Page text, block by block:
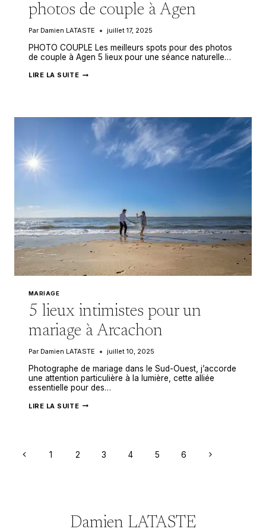
photos de couple à Agen
Par Damien LATASTE juillet 17, 2025
PHOTO COUPLE Les meilleurs spots pour des photos
de couple à Agen 5 lieux pour une séance naturelle…
LIRE LA SUITELES
DE
COUPLE
MARIAGE
5 lieux intimistes pour un
mariage à Arcachon
Par Damien LATASTE juillet 10, 2025
Photographe de mariage dans le Sud-Ouest, j’accorde
une attention particulière à la lumière, cette alliée
essentielle pour des…
LIRE LA SUITE5
LIEUX
À
ARCACHON
Navigation
Page
1 2 3 4 5 6
Page
Damien LATASTE